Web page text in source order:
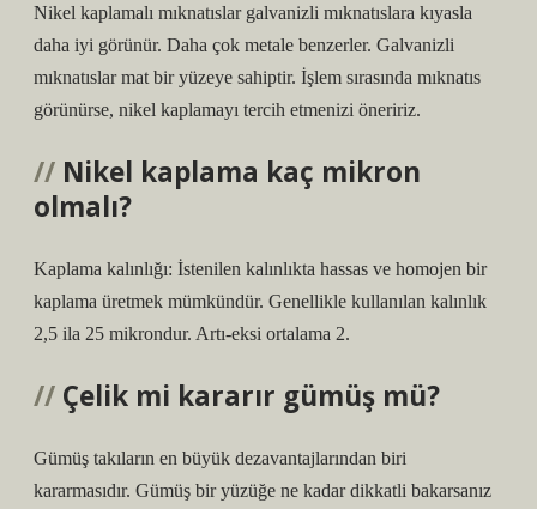
Nikel kaplamalı mıknatıslar galvanizli mıknatıslara kıyasla
daha iyi görünür. Daha çok metale benzerler. Galvanizli
mıknatıslar mat bir yüzeye sahiptir. İşlem sırasında mıknatıs
görünürse, nikel kaplamayı tercih etmenizi öneririz.
Nikel kaplama kaç mikron
olmalı?
Kaplama kalınlığı: İstenilen kalınlıkta hassas ve homojen bir
kaplama üretmek mümkündür. Genellikle kullanılan kalınlık
2,5 ila 25 mikrondur. Artı-eksi ortalama 2.
Çelik mi kararır gümüş mü?
Gümüş takıların en büyük dezavantajlarından biri
kararmasıdır. Gümüş bir yüzüğe ne kadar dikkatli bakarsanız